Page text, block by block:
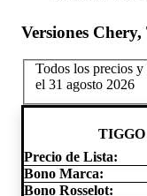
Versiones
Todos los precios
el 31 agosto 2026
Precio de Lista:
Bono Marca:
Bono Rosselot: